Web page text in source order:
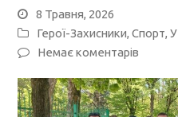
8 Травня, 2026
Герої-Захисники,Спорт,У
Немає коментарів